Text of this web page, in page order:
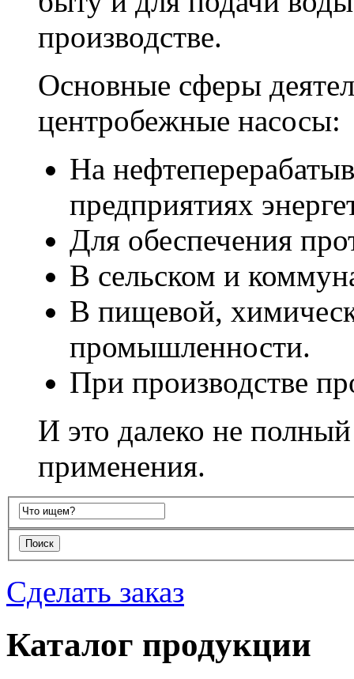
производстве.
Основные сферы
центробежные насосы:
На
предприятиях
Для обеспечения
В сельском и
В пищевой,
промышленности.
При производстве
И это далеко не
применения.
Сделать заказ
Каталог продукции